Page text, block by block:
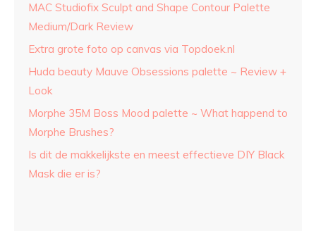
MAC Studiofix Sculpt and Shape Contour Palette
Medium/Dark Review
Extra grote foto op canvas via Topdoek.nl
Huda beauty Mauve Obsessions palette ~ Review +
Look
Morphe 35M Boss Mood palette ~ What happend to
Morphe Brushes?
Is dit de makkelijkste en meest effectieve DIY Black
Mask die er is?